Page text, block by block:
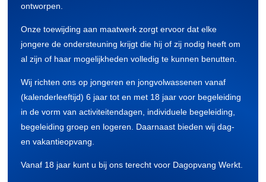
ontworpen.
Onze toewijding aan maatwerk zorgt ervoor dat elke
jongere de ondersteuning krijgt die hij of zij nodig heeft om
al zijn of haar mogelijkheden volledig te kunnen benutten.
Wij richten ons op jongeren en jongvolwassenen vanaf
(kalenderleeftijd) 6 jaar tot en met 18 jaar voor begeleiding
in de vorm van activiteitendagen, individuele begeleiding,
begeleiding groep en logeren. Daarnaast bieden wij dag-
en vakantieopvang.
Vanaf 18 jaar kunt u bij ons terecht voor Dagopvang Werkt.